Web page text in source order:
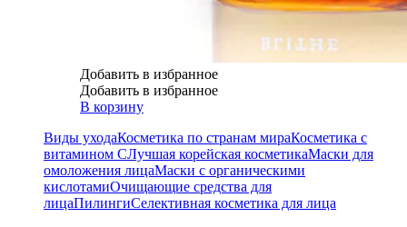
Добавить в избранное
Добавить в избранное
В корзину
Виды уходаКосметика по странам мираКосметика с
витамином СЛучшая корейская косметикаМаски для
омоложения лицаМаски с органическими
кислотамиОчищающие средства для
лицаПилингиСелективная косметика для лица